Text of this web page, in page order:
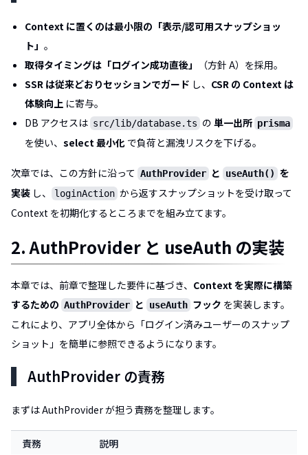
Context に置くのは最小限の「表示/認可用スナップショッ
ト」 。
取得タイミングは「ログイン成功直後」
（方針 A）を採用。
SSR は従来どおりセッションでガード し、 CSR の Context は
体験向上 に寄与。
DB アクセスは src/lib/database.ts の 単一出所 prisma
を使い、 select 最小化 で負荷と漏洩リスクを下げる。
次章では、この方針に沿って AuthProvider と useAuth() を
実装 し、 loginAction から返すスナップショットを受け取って
Context を初期化するところまでを組み立てます。
2. AuthProvider と useAuth の実装
本章では、前章で整理した要件に基づき、 Context を実際に構築
するための AuthProvider と useAuth フック を実装します。
これにより、アプリ全体から「ログイン済みユーザーのスナップ
ショット」を簡単に参照できるようになります。
AuthProvider の責務
まずは AuthProvider が担う責務を整理します。
責務 説明